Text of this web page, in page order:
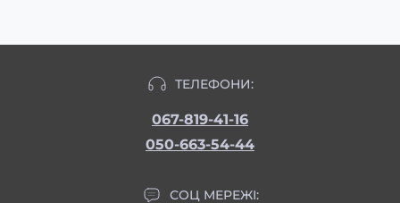
ТЕЛЕФОНИ:
067-819-41-16
050-663-54-44
СОЦ МЕРЕЖІ: